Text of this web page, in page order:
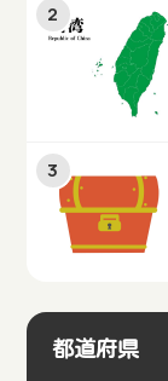
都道府県